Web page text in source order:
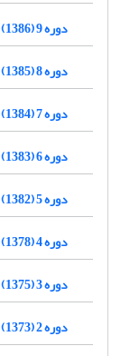
دوره 9 (1386)
دوره 8 (1385)
دوره 7 (1384)
دوره 6 (1383)
دوره 5 (1382)
دوره 4 (1378)
دوره 3 (1375)
دوره 2 (1373)